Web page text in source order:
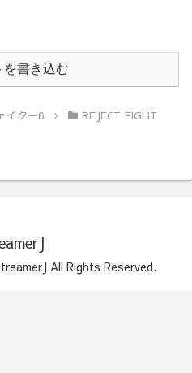
を書き込む
イター6
REJECT FIGHT
All Rights Reserved.